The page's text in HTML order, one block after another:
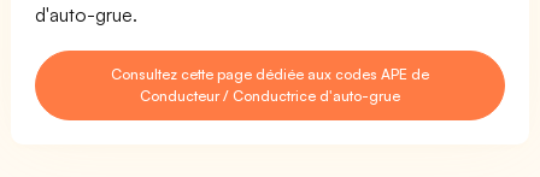
d'auto-grue.
Consultez cette page dédiée aux codes APE de
Conducteur / Conductrice d'auto-grue